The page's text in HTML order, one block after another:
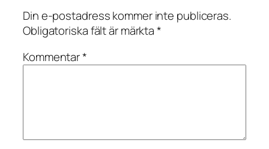
Din e-postadress kommer inte publiceras.
Obligatoriska fält är märkta*
Kommentar*